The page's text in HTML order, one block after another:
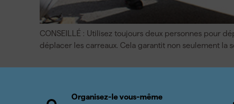
CONSEILLÉ : Utilisez toujours deux personnes pour
déplacer les carreaux. Cela garantit non seulement la
Organisez-le vous-même